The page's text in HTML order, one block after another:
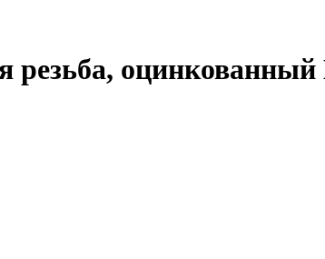
резьба,